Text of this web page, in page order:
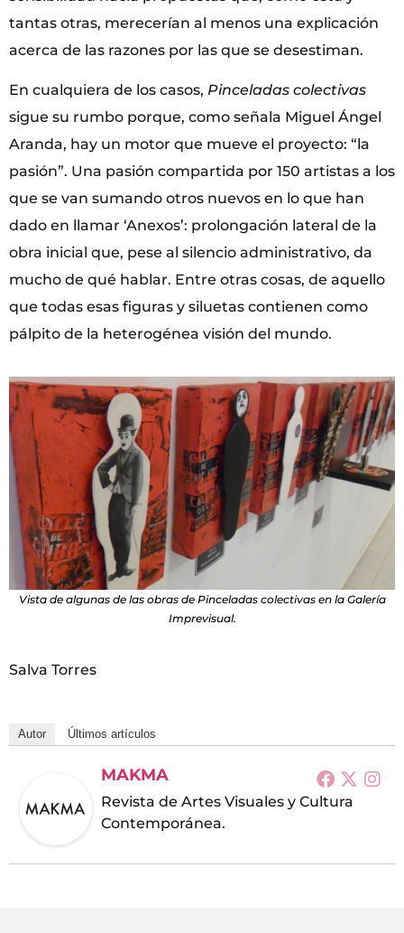
tantas otras, merecerían al menos una explicación
acerca de las razones por las que se desestiman.
En cualquiera de los casos, Pinceladas colectivas
sigue su rumbo porque, como señala Miguel Ángel
Aranda, hay un motor que mueve el proyecto: “la
pasión”. Una pasión compartida por 150 artistas a los
que se van sumando otros nuevos en lo que han
dado en llamar ‘Anexos’: prolongación lateral de la
obra inicial que, pese al silencio administrativo, da
mucho de qué hablar. Entre otras cosas, de aquello
que todas esas figuras y siluetas contienen como
pálpito de la heterogénea visión del mundo.
Vista de algunas de las obras de Pinceladas colectivas en la Galería
Imprevisual.
Salva Torres
Autor Últimos artículos
MAKMA
Revista de Artes Visuales y Cultura
Contemporánea.